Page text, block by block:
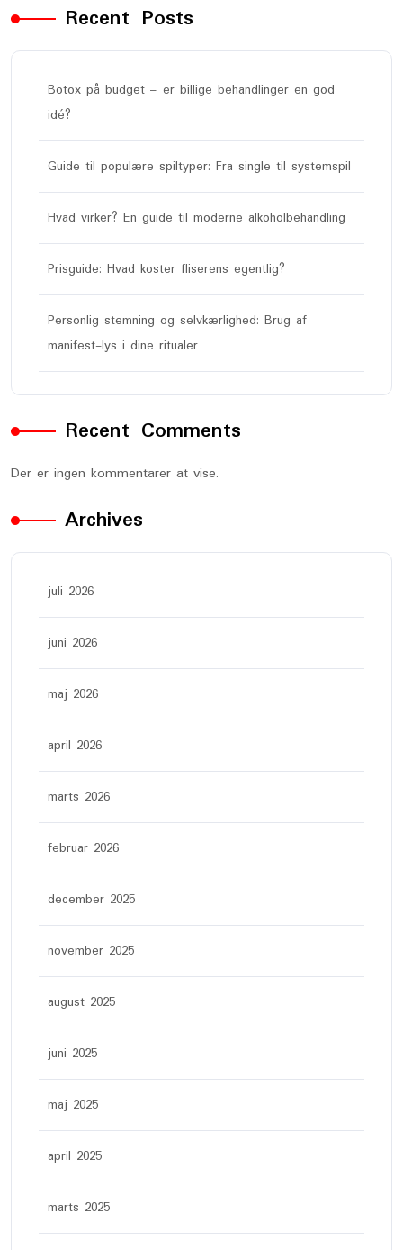
Recent Posts
Botox på budget – er billige behandlinger en god
idé?
Guide til populære spiltyper: Fra single til systemspil
Hvad virker? En guide til moderne alkoholbehandling
Prisguide: Hvad koster fliserens egentlig?
Personlig stemning og selvkærlighed: Brug af
manifest-lys i dine ritualer
Recent Comments
Der er ingen kommentarer at vise.
Archives
juli 2026
juni 2026
maj 2026
april 2026
marts 2026
februar 2026
december 2025
november 2025
august 2025
juni 2025
maj 2025
april 2025
marts 2025